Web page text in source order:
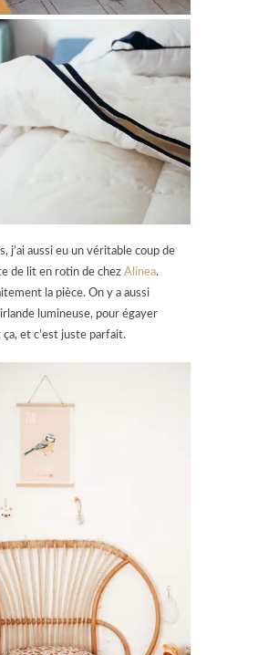
j’ai aussi eu un véritable coup de
de lit en rotin de chez Alinea.
la pièce. On y a aussi
lumineuse, pour égayer
et c’est juste parfait.